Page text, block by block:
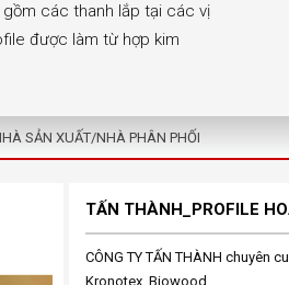
các thanh lắp tại các vị
được làm từ hợp kim
SẢN XUẤT/NHÀ PHÂN PHỐI
TẤN THÀNH_PROFILE
CÔNG TY TẤN THÀNH chuyên
Kronotex, Biowood.